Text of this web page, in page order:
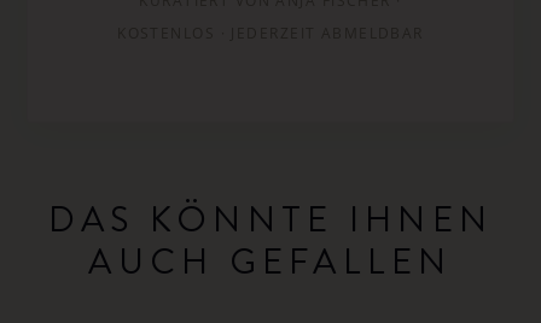
DAS KÖNNTE IHNEN
AUCH GEFALLEN